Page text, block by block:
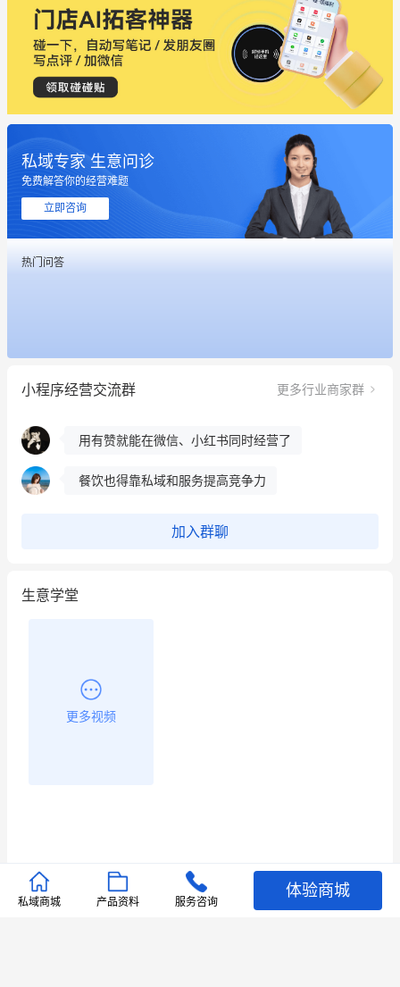
私域专家 生意问诊
免费解答你的经营难题
立即咨询
热门问答
小程序经营交流群 更多行业商家群
这个营销策划案例推荐大家看一下
用有赞就能在微信、小红书同时经营了
冰墩墩货源充足需要的联系我
这个营销策划案例推荐大家看一下
用有赞就能在微信、小红书同时经营了
餐饮也得靠私域和服务提高竞争力
加入群聊
生意学堂
更多视频
推荐文章
私域商城 产品资料 服务咨询
体验商城